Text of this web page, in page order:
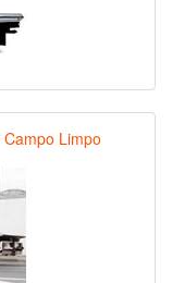
Limpo